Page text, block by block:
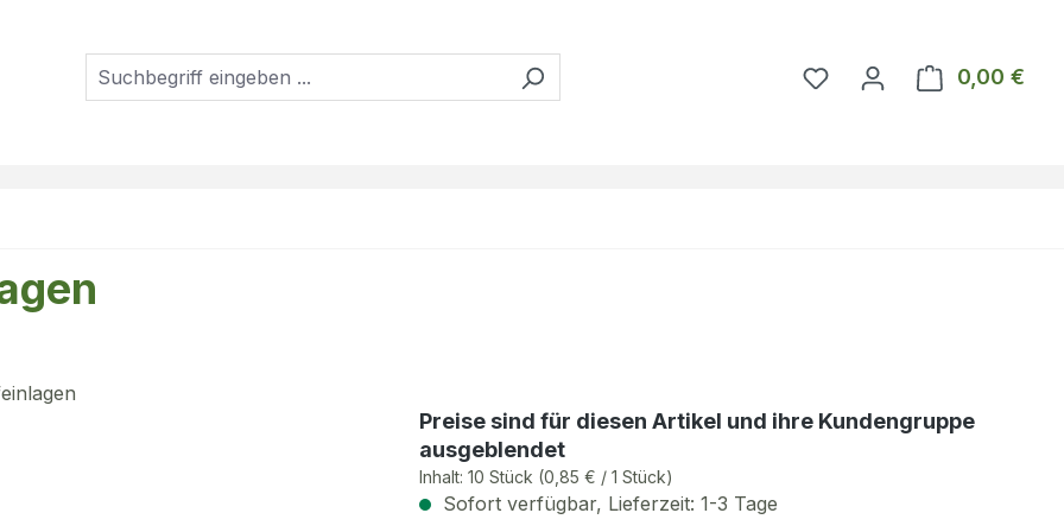
Du hast 0 Produkte auf
0,00 €
Preise sind für diesen Artikel und ihre Kundengruppe
ausgeblendet
Inhalt: 10 Stück (0,85 € / 1 Stück)
Sofort verfügbar, Lieferzeit: 1-3 Tage